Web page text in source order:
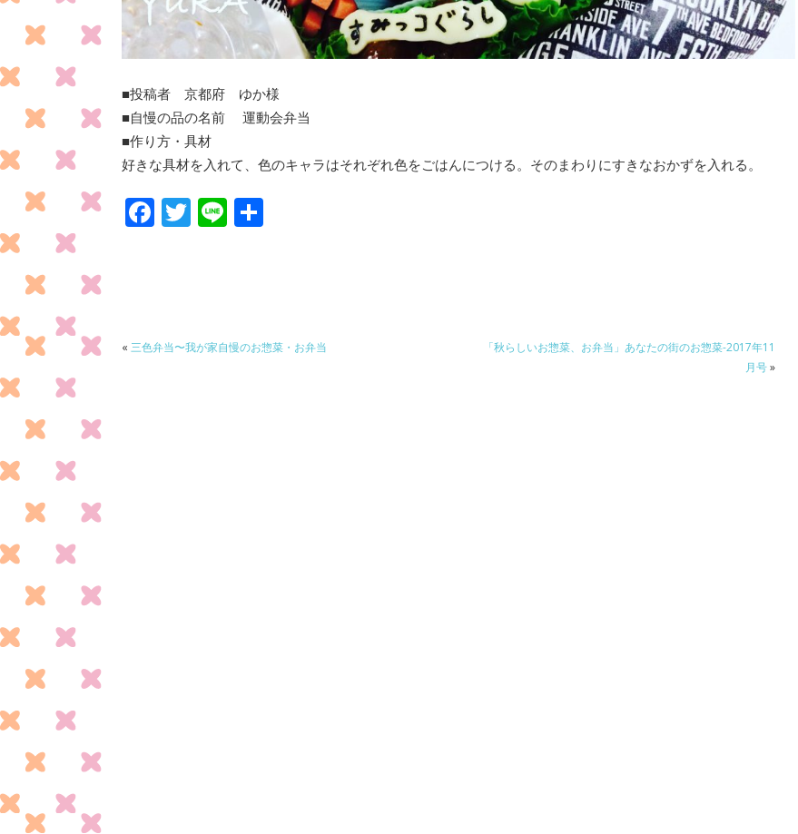
■投稿者京都府 ゆか様
■自慢の品の名前運動会弁当
■作り方・具材
好きな具材を入れて、色のキャラはそれぞれ色をごはんにつける。そのまわりにすきなおかずを入れる。
F
o
T Li
«三色弁当〜我が家自慢のお惣菜・お弁当
「秋らしいお惣菜、お弁当」あなたの街のお惣菜-2017年11
月号»